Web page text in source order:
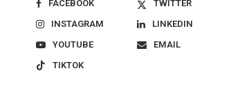
FACEBOOK
TWITTER
INSTAGRAM
LINKEDIN
YOUTUBE
EMAIL
TIKTOK